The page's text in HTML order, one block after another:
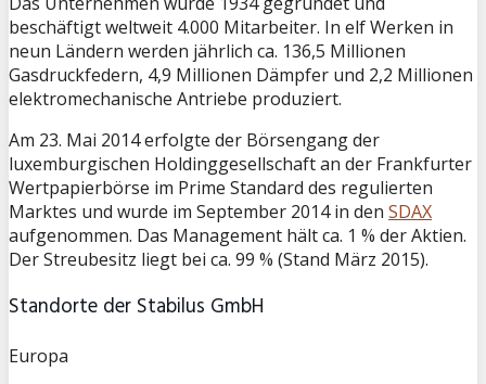
beschäftigt weltweit 4.000 Mitarbeiter. In elf Werken in
neun Ländern werden jährlich ca. 136,5 Millionen
Gasdruckfedern, 4,9 Millionen Dämpfer und 2,2 Millionen
elektromechanische Antriebe produziert.
Am 23. Mai 2014 erfolgte der Börsengang der
luxemburgischen Holdinggesellschaft an der Frankfurter
Wertpapierbörse im Prime Standard des regulierten
Marktes und wurde im September 2014 in den SDAX
aufgenommen. Das Management hält ca. 1 % der Aktien.
Der Streubesitz liegt bei ca. 99 % (Stand März 2015).
Standorte der Stabilus GmbH
Europa